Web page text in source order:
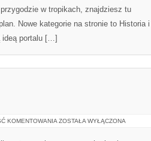
w tropikach, znajdziesz tu
Nowe kategorie na stronie to Historia i
ideą portalu […]
KOMENTOWANIA GNIEZNO
ZOSTAŁA WYŁĄCZONA